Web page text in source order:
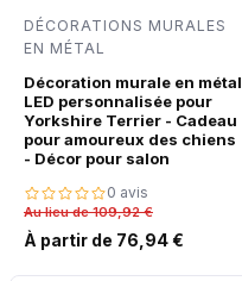
DÉCORATIONS MURALES
EN MÉTAL
Décoration murale en métal
LED personnalisée pour
Yorkshire Terrier - Cadeau
pour amoureux des chiens
- Décor pour salon
0 avis
Au lieu de 109,92 €
À partir de 76,94 €